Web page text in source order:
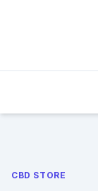
CBD STORE